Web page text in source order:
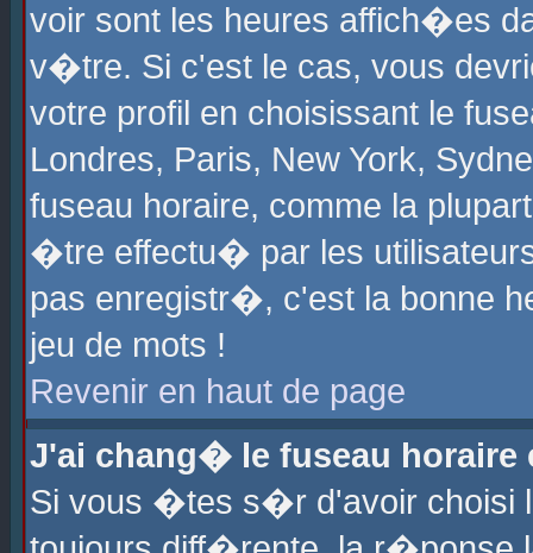
voir sont les heures affich�es
v�tre. Si c'est le cas, vous
votre profil en choisissant le
Londres, Paris, New York,
fuseau horaire, comme la
�tre effectu� par les
pas enregistr�, c'est la bonne
jeu de mots !
Revenir en haut de page
J'ai chang� le fuseau horaire
Si vous �tes s�r d'avoir choisi